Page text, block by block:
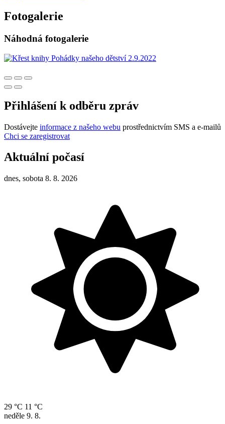
Fotogalerie
Náhodná fotogalerie
Přihlášení k odběru zpráv
Dostávejte informace z našeho webu prostřednictvím SMS a e-mailů
Chci se zaregistrovat
Aktuální počasí
dnes, sobota 8. 8. 2026
29 °C 11 °C
neděle 9. 8.